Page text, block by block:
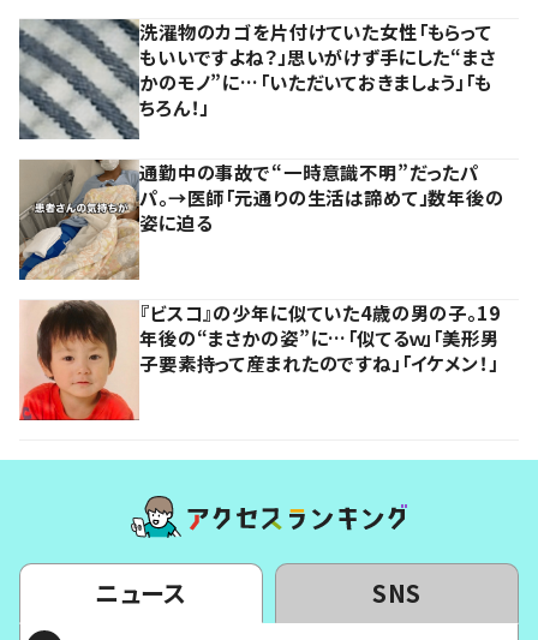
洗濯物のカゴを片付けていた女性「もらって
もいいですよね？」思いがけず手にした“まさ
かのモノ”に…「いただいておきましょう」「も
ちろん！」
通勤中の事故で“一時意識不明”だったパ
パ。→医師「元通りの生活は諦めて」数年後の
姿に迫る
『ビスコ』の少年に似ていた4歳の男の子。19
年後の“まさかの姿”に…「似てるｗ」「美形男
子要素持って産まれたのですね」「イケメン！」
ニュース SNS